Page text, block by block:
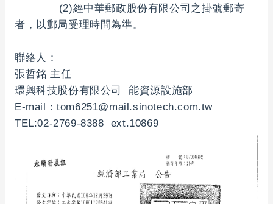
(2)經中華郵政股份有限公司之掛號郵寄
者，以郵局受理時間為準。
聯絡人：
張哲銘 主任
環興科技股份有限公司 能資源設施部
E-mail：tom6251@mail.sinotech.com.tw
TEL:02-2769-8388 ext.10869